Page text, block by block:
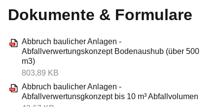
Dokumente & Formulare
Abbruch baulicher Anlagen -
Abfallverwertungskonzept Bodenaushub (über 500
m3)
803,89 KB
Abbruch baulicher Anlagen -
Abfallverwertunsgkonzept bis 10 m³ Abfallvolumen